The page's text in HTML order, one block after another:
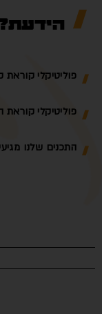
הידעת?
פוליטיקלי קוראת קיימת
פוליטיקלי קוראת
התכנים שלנו מגיעים